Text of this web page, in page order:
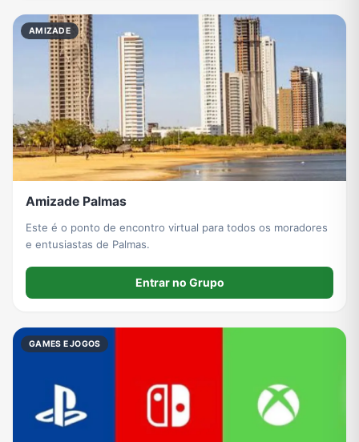
AMIZADE
Amizade Palmas
Este é o ponto de encontro virtual para todos os moradores
e entusiastas de Palmas.
Entrar no Grupo
GAMES E JOGOS